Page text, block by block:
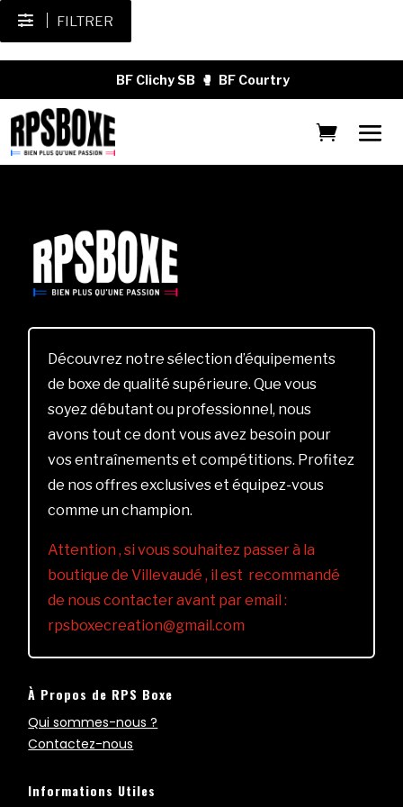
FILTRER
BF Clichy SB 🥊 BF Courtry
Découvrez notre sélection d’équipements
de boxe de qualité supérieure. Que vous
soyez débutant ou professionnel, nous
avons tout ce dont vous avez besoin pour
vos entraînements et compétitions. Profitez
de nos offres exclusives et équipez-vous
comme un champion.
Attention , si vous souhaitez passer à la
boutique de Villevaudé , il est recommandé
de nous contacter avant par email :
rpsboxecreation@gmail.com
À Propos de RPS Boxe
Qui sommes-nous ?
Contactez-nous
Informations Utiles